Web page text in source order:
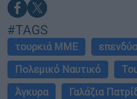
#TAGS
τουρκιά ΜΜΕ
Πολεμικό Ναυτικό
Άγκυρα
Γαλάζια